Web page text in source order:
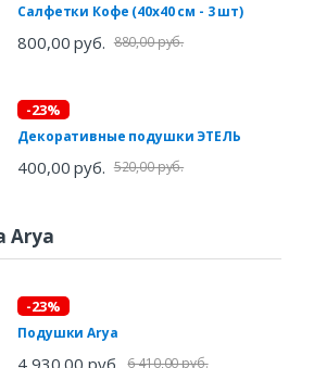
Салфетки Кофе (40х40 см - 3 шт)
800,00 руб. 880,00 руб.
-23%
Декоративные подушки ЭТЕЛЬ
400,00 руб. 520,00 руб.
Arya
-23%
Подушки Arya
4 930,00 руб. 6 410,00 руб.